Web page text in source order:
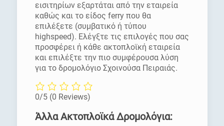
εισιτηρίων εξαρτάται από την εταιρεία
καθώς και το είδος ferry που θα
επιλέξετε (συμβατικό ή τύπου
highspeed). Ελέγξτε τις επιλογές που σας
προσφέρει ή κάθε ακτοπλοϊκή εταιρεία
και επιλέξτε την πιο συμφέρουσα λύση
για το δρομολόγιο Σχοινούσα Πειραιάς.
0/5 (0 Reviews)
Άλλα Ακτοπλοϊκά Δρομολόγια: